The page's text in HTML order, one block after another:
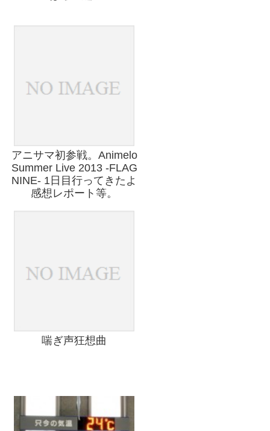
アニサマ初参戦。Animelo
Summer Live 2013 -FLAG
NINE- 1日目行ってきたよ
感想レポート等。
喘ぎ声狂想曲